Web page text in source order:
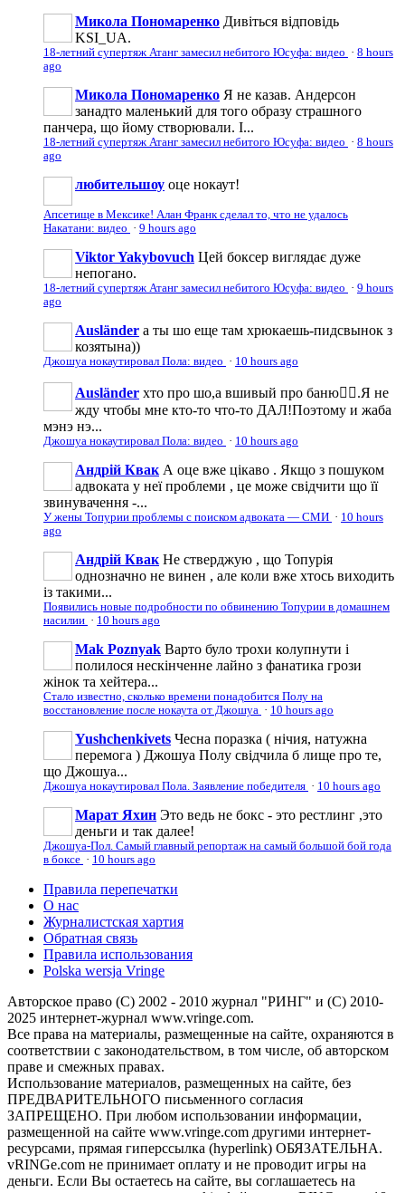
Микола Пономаренко Дивіться відповідь
KSI_UA.
18-летний супертяж Атанг замесил небитого Юсуфа: видео · 8 hours
ago
Микола Пономаренко Я не казав. Андерсон
занадто маленький для того образу страшного
панчера, що йому створювали. І...
18-летний супертяж Атанг замесил небитого Юсуфа: видео · 8 hours
ago
любительшоу оце нокаут!
Апсетище в Мексике! Алан Франк сделал то, что не удалось
Накатани: видео · 9 hours ago
Viktor Yakybovuch Цей боксер виглядає дуже
непогано.
18-летний супертяж Атанг замесил небитого Юсуфа: видео · 9 hours
ago
Ausländer а ты шо еще там хрюкаешь-пидсвынок з
козятына))
Джошуа нокаутировал Пола: видео · 10 hours ago
Ausländer хто про шо,а вшивый про баню🤦‍♂️.Я не
жду чтобы мне кто-то что-то ДАЛ!Поэтому и жаба
мэнэ нэ...
Джошуа нокаутировал Пола: видео · 10 hours ago
Андрій Квак А оце вже цікаво . Якщо з пошуком
адвоката у неї проблеми , це може свідчити що її
звинувачення -...
У жены Топурии проблемы с поиском адвоката — СМИ · 10 hours
ago
Андрій Квак Не стверджую , що Топурія
однозначно не винен , але коли вже хтось виходить
із такими...
Появились новые подробности по обвинению Топурии в домашнем
насилии · 10 hours ago
Mak Poznyak Варто було трохи колупнути і
полилося нескінченне лайно з фанатика грози
жінок та хейтера...
Стало известно, сколько времени понадобится Полу на
восстановление после нокаута от Джошуа · 10 hours ago
Yushchenkivets Чесна поразка ( нічия, натужна
перемога ) Джошуа Полу свідчила б лище про те,
що Джошуа...
Джошуа нокаутировал Пола. Заявление победителя · 10 hours ago
Марат Яхин Это ведь не бокс - это рестлинг ,это
деньги и так далее!
Джошуа-Пол. Самый главный репортаж на самый большой бой года
в боксе · 10 hours ago
Правила перепечатки
О нас
Журналистская хартия
Обратная связь
Правила использования
Polska wersja Vringe
Авторское право (С) 2002 - 2010 журнал "РИНГ" и (С) 2010-
2025 интернет-журнал www.vringe.com.
Все права на материалы, размещенные на сайте, охраняются в
соответствии с законодательством, в том числе, об авторском
праве и смежных правах.
Использование материалов, размещенных на сайте, без
ПРЕДВАРИТЕЛЬНОГО письменного согласия
ЗАПРЕЩЕНО. При любом использовании информации,
размещенной на сайте www.vringe.com другими интернет-
ресурсами, прямая гиперссылка (hyperlink) ОБЯЗАТЕЛЬНА.
vRINGe.com не принимает оплату и не проводит игры на
деньги. Если Вы остаетесь на сайте, вы соглашаетесь на